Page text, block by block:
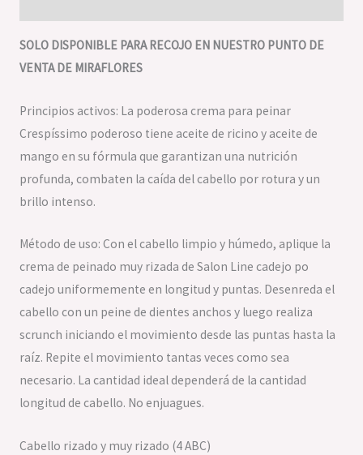
SOLO DISPONIBLE PARA RECOJO EN NUESTRO PUNTO DE
VENTA DE MIRAFLORES
Principios activos: La poderosa crema para peinar
Crespíssimo poderoso tiene aceite de ricino y aceite de
mango en su fórmula que garantizan una nutrición
profunda, combaten la caída del cabello por rotura y un
brillo intenso.
Método de uso: Con el cabello limpio y húmedo, aplique la
crema de peinado muy rizada de Salon Line cadejo po
cadejo uniformemente en longitud y puntas. Desenreda el
cabello con un peine de dientes anchos y luego realiza
scrunch iniciando el movimiento desde las puntas hasta la
raíz. Repite el movimiento tantas veces como sea
necesario. La cantidad ideal dependerá de la cantidad
longitud de cabello. No enjuagues.
Cabello rizado y muy rizado (4 ABC)